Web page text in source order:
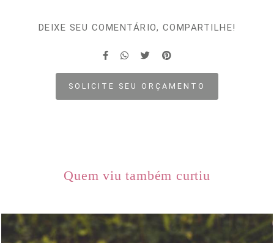
DEIXE SEU COMENTÁRIO, COMPARTILHE!
SOLICITE SEU ORÇAMENTO
Quem viu também curtiu